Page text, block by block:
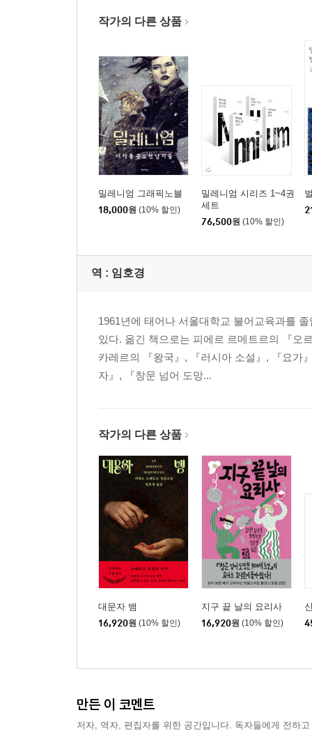
작가의 다른 상품
밀레니엄 그래픽노블
18,000원 (10% 할인)
밀레니엄 시리즈 1~4권
세트
76,500원 (10% 할인)
역 : 임호경
1961년에 태어나 서울대학교 불어교육과를
있다. 옮긴 책으로는 피에르 르메트르의 『오
카레르의 『왕국』, 『러시아 소설』, 『요가
자』, 『창문 넘어 도망...
작가의 다른 상품
대문자 뱀
16,920원 (10% 할인)
지구 끝 날의 요리사
16,920원 (10% 할인)
만든 이 코멘트
저자, 역자, 편집자를 위한 공간입니다. 독자들에게 전하